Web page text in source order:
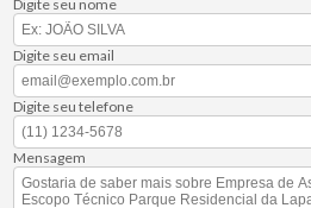
Digite seu nome
Digite seu email
Digite seu telefone
Mensagem